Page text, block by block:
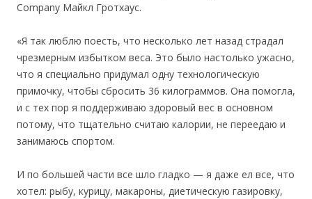
Company Майкл Гротхаус.
«Я так люблю поесть, что несколько лет назад страдал
чрезмерным избытком веса. Это было настолько ужасно,
что я специально придумал одну технологическую
примочку, чтобы сбросить 36 килограммов. Она помогла,
и с тех пор я поддерживаю здоровый вес в основном
потому, что тщательно считаю калории, не переедаю и
занимаюсь спортом.
И по большей части все шло гладко — я даже ел все, что
хотел: рыбу, курицу, макароны, диетическую газировку,